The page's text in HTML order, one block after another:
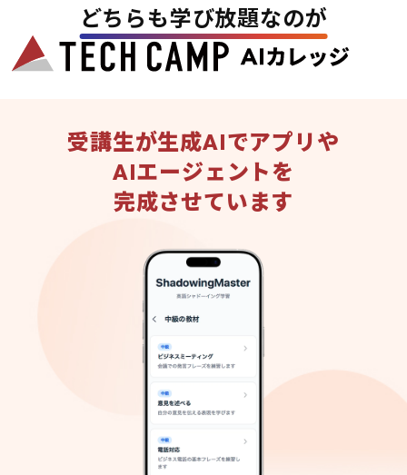
どちらも学び放題なのが
受講生が生成AIでアプリや
AIエージェントを
完成させています